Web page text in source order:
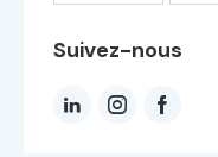
Suivez-nous